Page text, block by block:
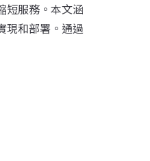
短服務。本文涵
現和部署。通過